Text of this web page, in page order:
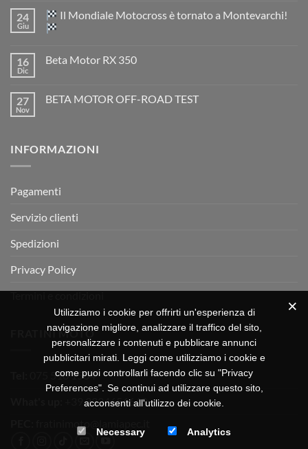
su
TM
EN
2026:
è
arrivata
24
Giu
Il Mondiale Motocross è tornato a Montevarchi!
su
Motocross
è
16
Dic
Beta Motor RX 350
Beta
27
Nov
BETA MOTOR OFF-ROAD TEST
MOTOR
INFORMAZIONI
Pagamenti
Servizio clienti
Spedizioni
Privacy Policy
Termini e condizioni
FRATINI MOTO
075 518 1504
+39 3334656649
Utilizziamo i cookie per offrirti un'esperienza di
navigazione migliore, analizzare il traffico del sito,
personalizzare i contenuti e pubblicare annunci
pubblicitari mirati. Leggi come utilizziamo i cookie e
come puoi controllarli facendo clic su "Privacy
Preferences". Se continui ad utilizzare questo sito,
acconsenti all'utilizzo dei cookie.
Necessary Analytics